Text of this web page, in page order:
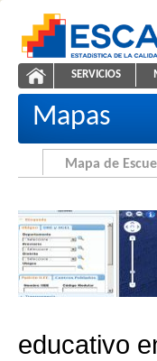
ESCALE -
Cartografía de la
NAVEGACIÓN
SERVICIOS
Mapas
Mapa de
educativo